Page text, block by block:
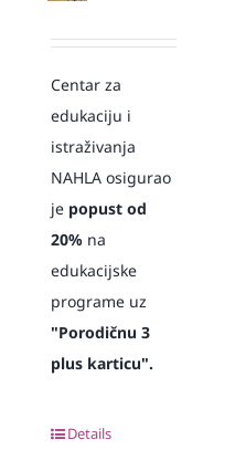
Centar za
edukaciju i
istraživanja
NAHLA osigurao
je popust od
20% na
edukacijske
programe uz
"Porodičnu 3
plus karticu".
Details